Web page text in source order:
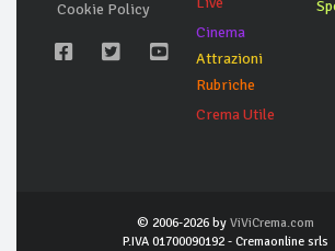
Cookie Policy
Cinema
Attrazioni
Rubriche
Crema Utile
© 2006-2026 by ViViCrema.com
P.IVA 01700090192 - Cremaonline srls